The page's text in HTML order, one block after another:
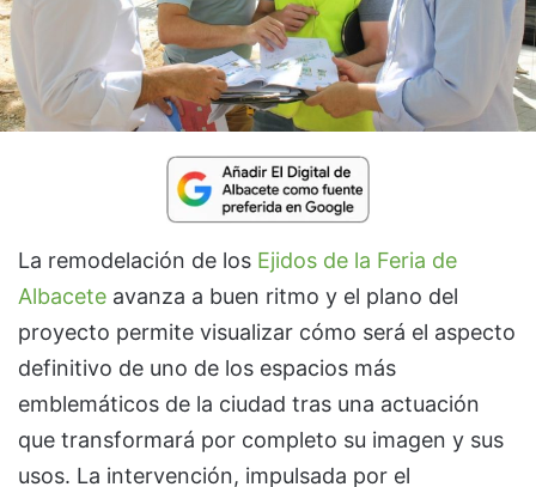
La remodelación de los Ejidos de la Feria de
Albacete avanza a buen ritmo y el plano del
proyecto permite visualizar cómo será el aspecto
definitivo de uno de los espacios más
emblemáticos de la ciudad tras una actuación
que transformará por completo su imagen y sus
usos. La intervención, impulsada por el